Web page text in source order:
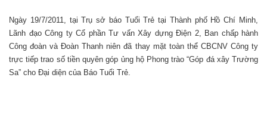
Ngày 19/7/2011, tại Trụ sở báo Tuổi Trẻ tại Thành phố Hồ Chí Minh,
Lãnh đạo Công ty Cổ phần Tư vấn Xây dựng Điện 2, Ban chấp hành
Công đoàn và Đoàn Thanh niên đã thay mặt toàn thể CBCNV Công ty
trực tiếp trao số tiền quyên góp ủng hộ Phong trào “Góp đá xây Trường
Sa” cho Đại diện của Báo Tuổi Trẻ.